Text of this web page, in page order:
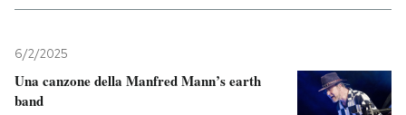
Mondo
Tecnologia
Internet
Libri
Ok Boomer!
6/2/2025
Una canzone della Manfred Mann’s earth
band